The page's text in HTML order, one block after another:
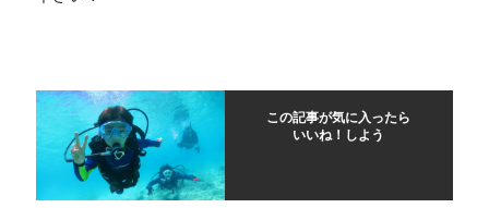
この記事が気に入ったら
いいね！しよう